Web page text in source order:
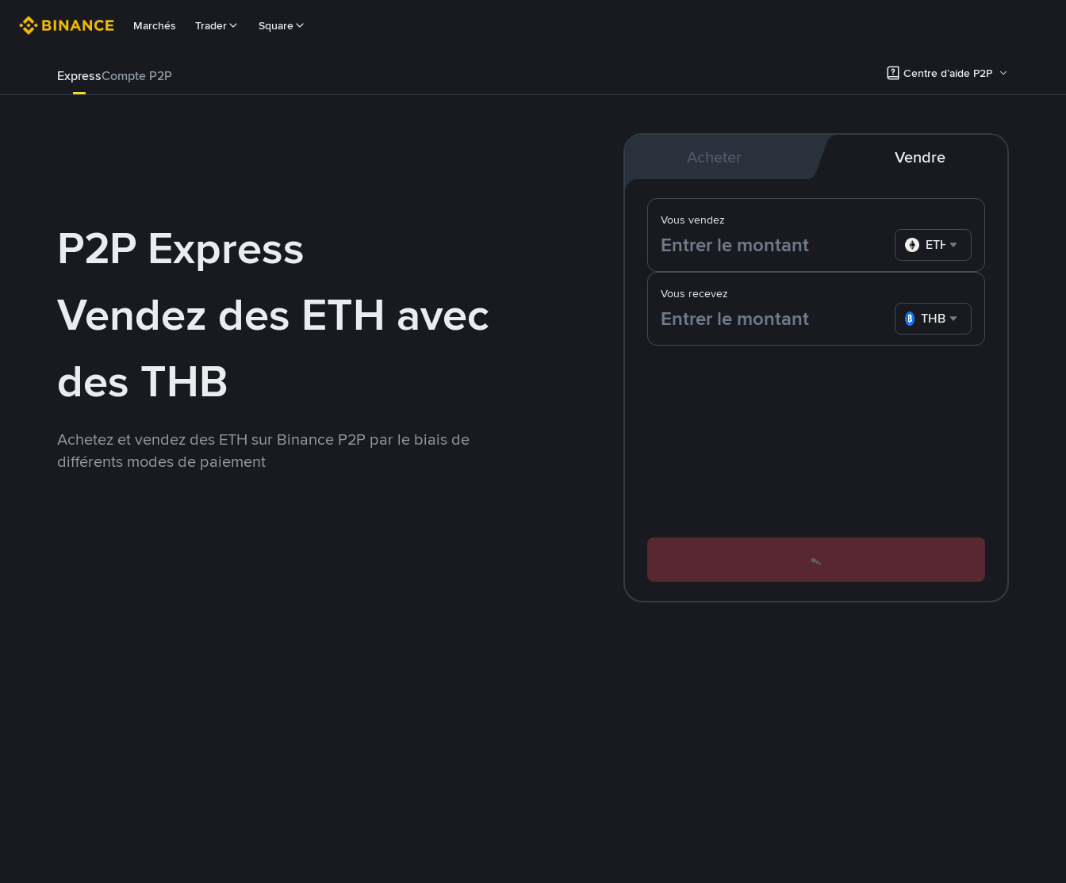
Marchés Trader Square
ExpressCompte P2P Centre d’aide P2P
P2P Express
Vendez des ETH avec
des THB
Achetez et vendez des ETH sur Binance P2P par le biais de
différents modes de paiement
Acheter Vendre
Vous recevez
THB
Vous vendez
ETH